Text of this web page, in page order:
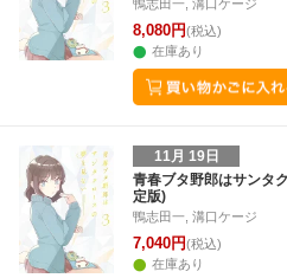
鴨志田一, 溝口ケージ
8,080円(税込)
在庫あり
11月 19日
青春ブタ野郎はサンタ
定版)
鴨志田一, 溝口ケージ
7,040円(税込)
在庫あり